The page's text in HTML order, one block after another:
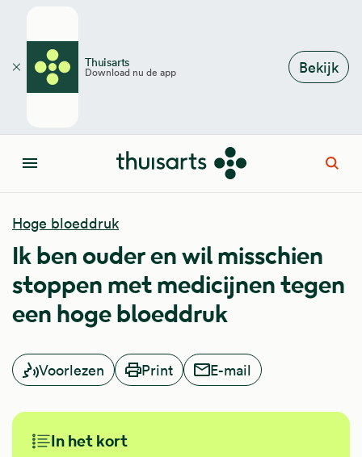
Thuisarts
Download nu de app Bekijk
Sluiten
Menu
Hoge bloeddruk
Ik ben ouder en wil misschien
stoppen met medicijnen tegen
een hoge bloeddruk
Voorlezen Print E-mail
In het kort